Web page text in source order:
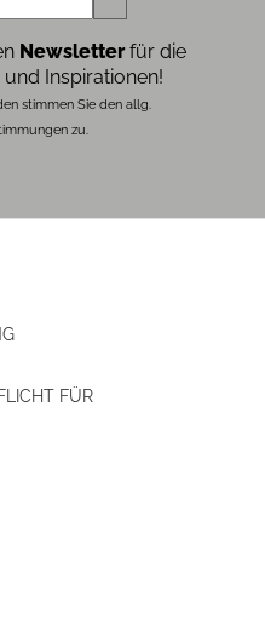
Newsletterfür die
Inspirationen!
stimmen Sie den allg.
zu.
FÜR